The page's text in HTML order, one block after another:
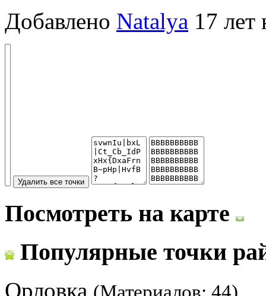
Добавлено Natalya 17 лет
Посмотреть на карте
Популярные точки
Орловка